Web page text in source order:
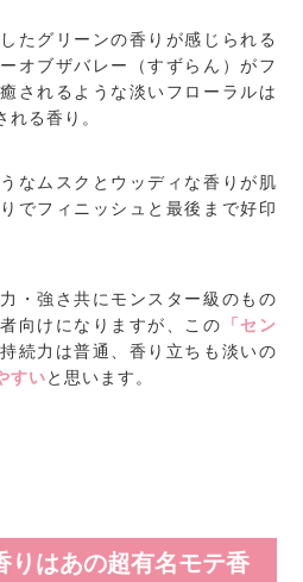
たグリーンの香りが感じられる
オブザバレー（すずらん）がフ
されるような淡いフローラルは
れる香り。
なムスクとウッディな香りが肌
でフィニッシュと最後まで好印
・強さ共にモンスター級のもの
向けになりますが、この 「セン
続力は普通、香り立ちも淡いの
すいと思います。
りはあの超有名モテ香